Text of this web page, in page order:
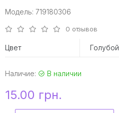
Модель: 719180306
0 отзывов
Цвет Голубой
Наличие: В наличии
15.00 грн.